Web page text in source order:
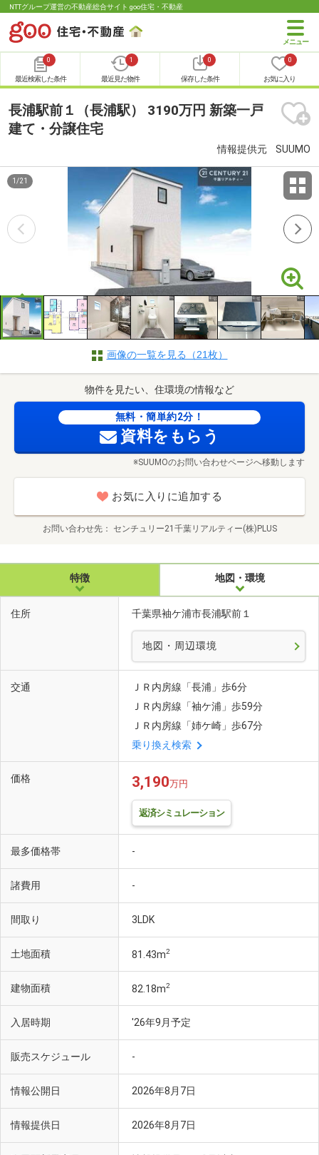
NTTグループ運営の不動産総合サイト goo住宅・不動産
0
最近検索した条件
1
最近見た物件
0
保存した条件
0
お気に入り
長浦駅前１（長浦駅） 3190万円 新築一戸
建て・分譲住宅
情報提供元 SUUMO
1 /21
画像の一覧を見る（21枚）
物件を見たい、住環境の情報など
無料・簡単約2分！
資料をもらう
※SUUMOのお問い合わせページへ移動します
お気に入りに追加する
お問い合わせ先 センチュリー21千葉リアルティー(株)PLUS
特徴 地図・環境
住所 千葉県袖ケ浦市長浦駅前１
地図・周辺環境
交通
ＪＲ内房線「長浦」歩6分
ＪＲ内房線「袖ケ浦」歩59分
ＪＲ内房線「姉ケ崎」歩67分
乗り換え検索
価格 3,190万円
返済シミュレーション
最多価格帯 -
諸費用 -
間取り 3LDK
土地面積 81.43m2
建物面積 82.18m2
入居時期 '26年9月予定
販売スケジュール -
情報公開日 2026年8月7日
情報提供日 2026年8月7日